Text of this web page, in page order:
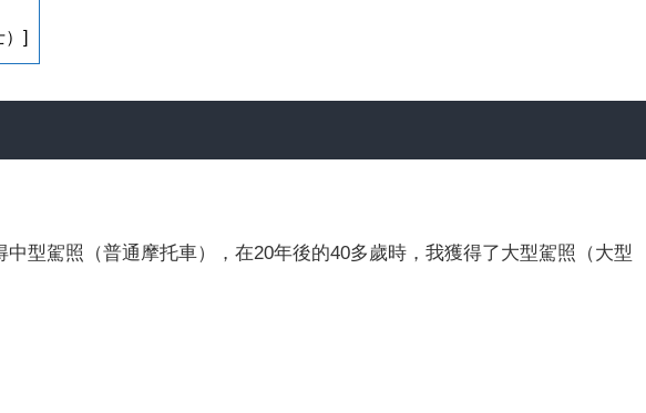
）]
型駕照（普通摩托車），在20年後的40多歲時，我獲得了大型駕照（大型